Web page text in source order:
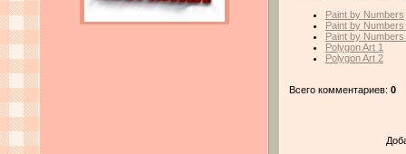
Paint by Numbers
Paint by Numbers
Paint by Numbers
Polygon Art 1
Polygon Art 2
Всего комментариев: 0